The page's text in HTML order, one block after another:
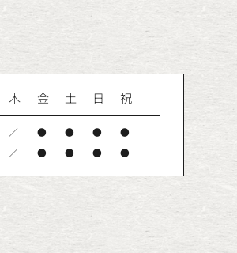
木 金 土 日
祝
／ ● ● ● ●
／ ● ● ● ●